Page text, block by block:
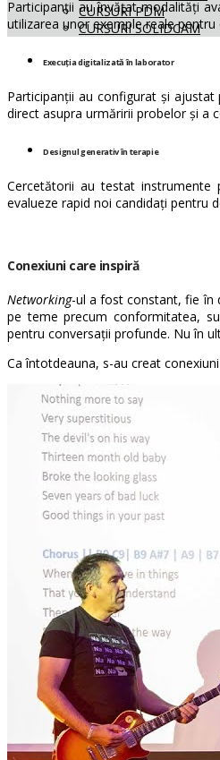
CURSURI PDM
CURSURI SOLIDCAM
Participanții au învățat modalități
utilizarea unor exemple reale
Execuția digitalizată în laborator
Participanții au configurat și
direct asupra urmăririi probelor și a
Designul generativ în terapie
Cercetătorii au testat instrumente
evalueze rapid noi candidați pentru
Conexiuni care inspiră
Networking-ul a fost constant, fie în
pe teme precum conformitatea,
pentru conversații profunde. Nu în
Ca întotdeauna, s-au creat